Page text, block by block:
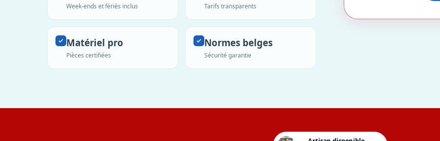
Week-ends et fériés inclus Tarifs transparents
Matériel pro
Pièces certifiées
Normes belges
Sécurité garantie